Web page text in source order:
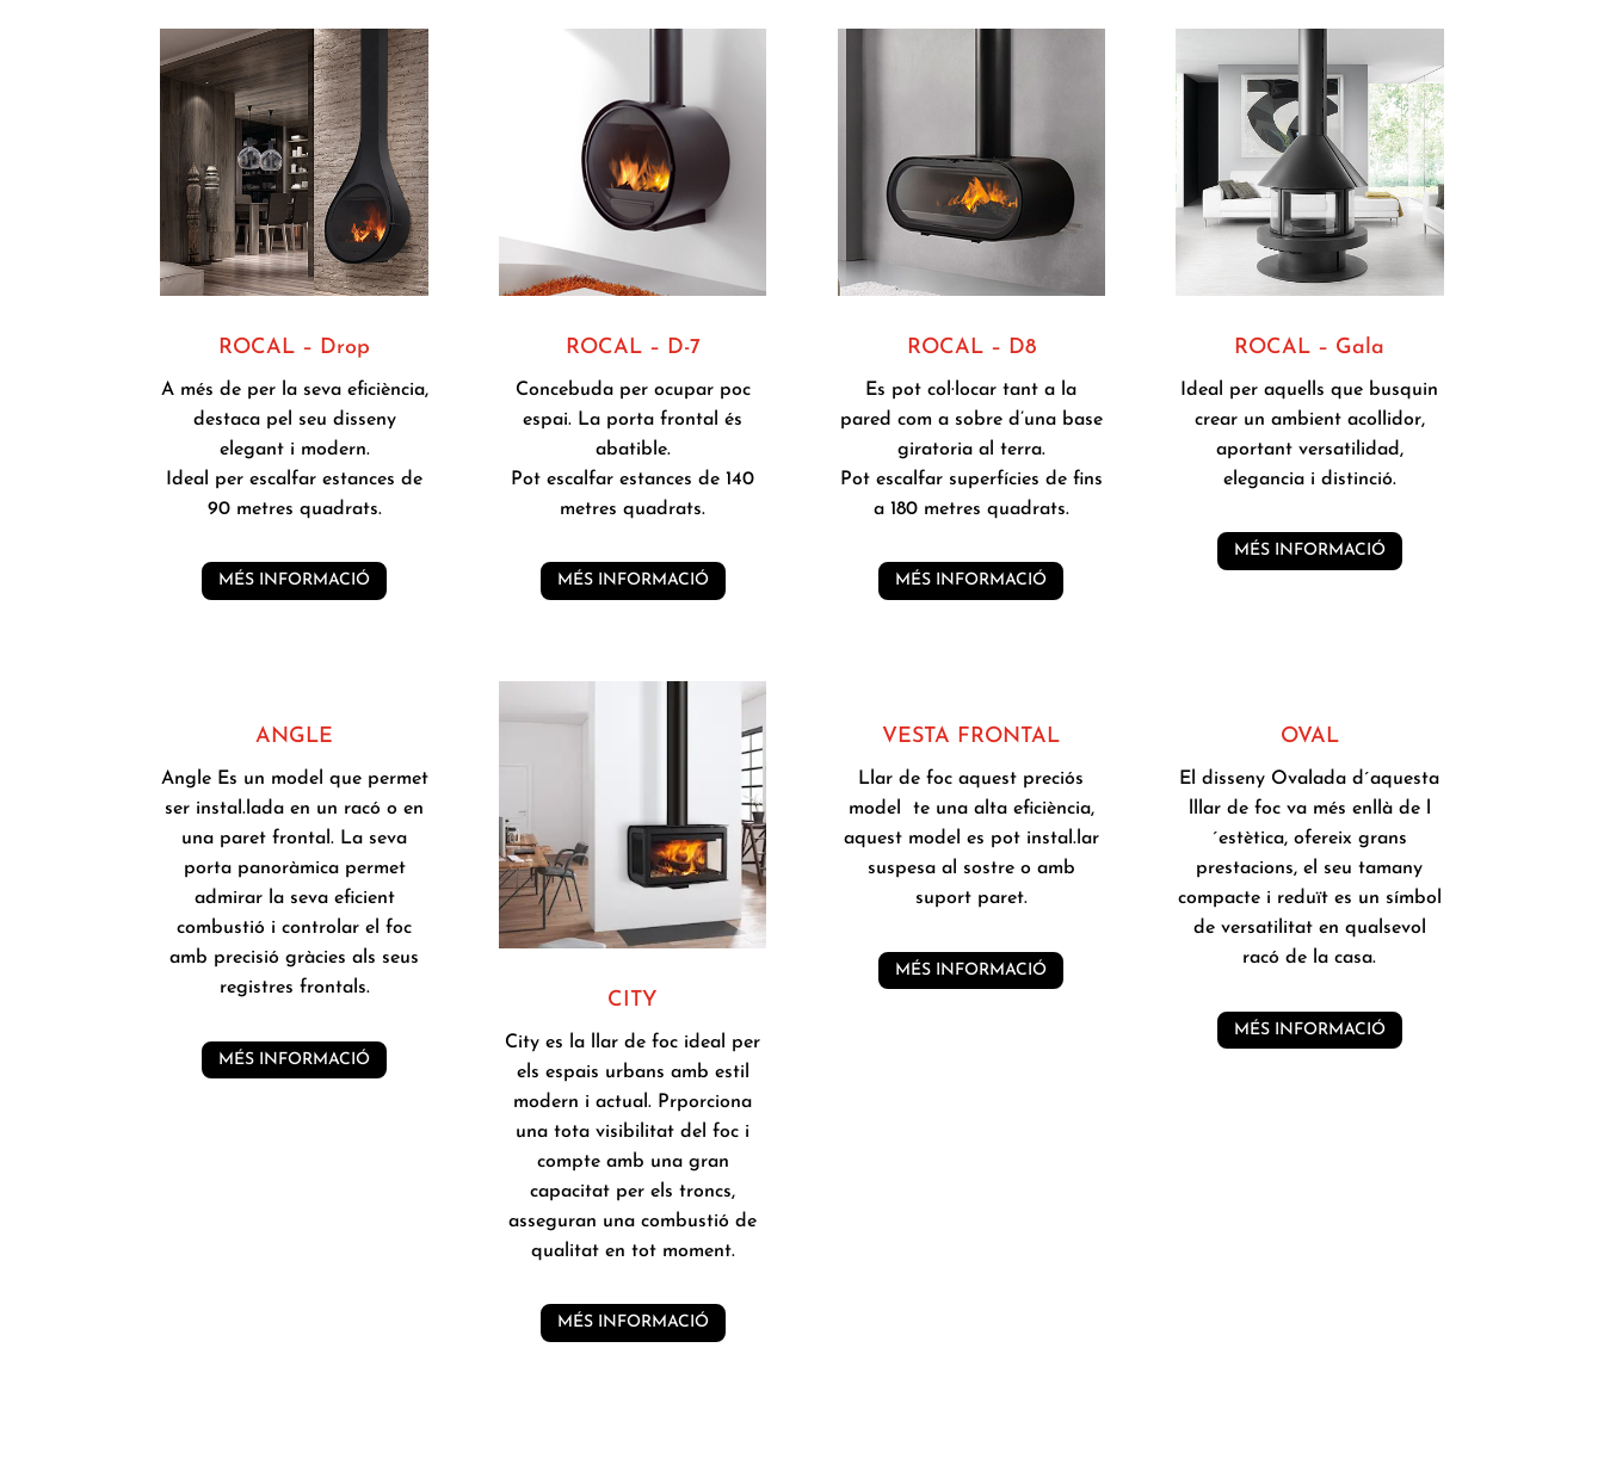
ROCAL – Drop
A més de per la seva eficiència,
destaca pel seu disseny
elegant i modern.
Ideal per escalfar estances de
90 metres quadrats.
MÉS INFORMACIÓ
ROCAL – D-7
Concebuda per ocupar poc
espai. La porta frontal és
abatible.
Pot escalfar estances de 140
metres quadrats.
MÉS INFORMACIÓ
ROCAL – D8
Es pot col·locar tant a la
pared com a sobre d’una base
giratoria al terra.
Pot escalfar superfícies de fins
a 180 metres quadrats.
MÉS INFORMACIÓ
ROCAL – Gala
Ideal per aquells que busquin
crear un ambient acollidor,
aportant versatilidad,
elegancia i distinció.
MÉS INFORMACIÓ
ANGLE
Angle Es un model que permet
ser instal.lada en un racó o en
una paret frontal. La seva
porta panoràmica permet
admirar la seva eficient
combustió i controlar el foc
amb precisió gràcies als seus
registres frontals.
MÉS INFORMACIÓ
CITY
City es la llar de foc ideal per
els espais urbans amb estil
modern i actual. Prporciona
una tota visibilitat del foc i
compte amb una gran
capacitat per els troncs,
asseguran una combustió de
qualitat en tot moment.
MÉS INFORMACIÓ
VESTA FRONTAL
Llar de foc aquest preciós
model te una alta eficiència,
aquest model es pot instal.lar
suspesa al sostre o amb
suport paret.
MÉS INFORMACIÓ
OVAL
El disseny Ovalada d´aquesta
lllar de foc va més enllà de l
´estètica, ofereix grans
prestacions, el seu tamany
compacte i reduït es un símbol
de versatilitat en qualsevol
racó de la casa.
MÉS INFORMACIÓ